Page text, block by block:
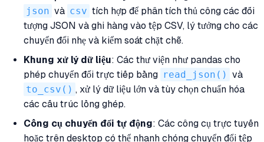
json và csv tích hợp để phân tích thủ công các đối
tượng JSON và ghi hàng vào tệp CSV, lý tưởng cho các
chuyển đổi nhẹ và kiểm soát chặt chẽ.
Khung xử lý dữ liệu: Các thư viện như pandas cho
phép chuyển đổi trực tiếp bằng read_json() và
to_csv() , xử lý dữ liệu lớn và tùy chọn chuẩn hóa
các cấu trúc lồng ghép.
Công cụ chuyển đổi tự động: Các công cụ trực tuyến
hoặc trên desktop có thể nhanh chóng chuyển đổi tệp